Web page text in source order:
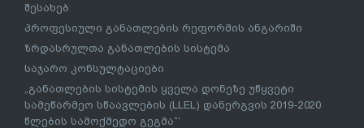
შესახებ
პროფესიული განათლების რეფორმის ანგარიში
ზრდასრულთა განათლების სისტემა
საჯარო კონსულტაციები
„განათლების სისტემის ყველა დონეზე უწყვეტი
სამეწარმეო სწაავლების (LLEL) დანერგვის 2019-2020
წლების სამოქმედო გეგმა“’